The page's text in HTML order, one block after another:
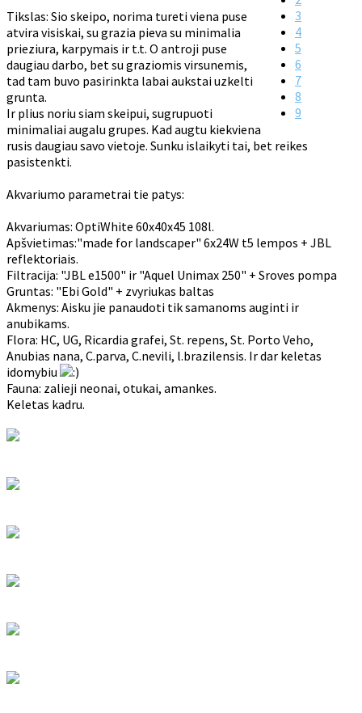
3
4
5
6
7
8
9
Tikslas: Sio skeipo, norima tureti viena puse
atvira visiskai, su grazia pieva su minimalia
prieziura, karpymais ir t.t. O antroji puse
daugiau darbo, bet su graziomis virsunemis,
tad tam buvo pasirinkta labai aukstai uzkelti
grunta.
Ir plius noriu siam skeipui, sugrupuoti
minimaliai augalu grupes. Kad augtu kiekviena
rusis daugiau savo vietoje. Sunku islaikyti tai, bet reikes
pasistenkti.
Akvariumo parametrai tie patys:
Akvariumas: OptiWhite 60x40x45 108l.
Apšvietimas:"made for landscaper" 6x24W t5 lempos + JBL
reflektoriais.
Filtracija: "JBL e1500" ir "Aquel Unimax 250" + Sroves pompa
Gruntas: "Ebi Gold" + zvyriukas baltas
Akmenys: Aisku jie panaudoti tik samanoms auginti ir
anubikams.
Flora: HC, UG, Ricardia grafei, St. repens, St. Porto Veho,
Anubias nana, C.parva, C.nevili, l.brazilensis. Ir dar keletas
idomybiu
Fauna: zalieji neonai, otukai, amankes.
Keletas kadru.